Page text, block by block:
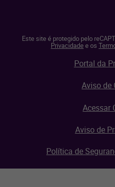
Este site é protegido pelo
Privacidadee os
Portal da
Aviso de
Acessar
Aviso de
Política de